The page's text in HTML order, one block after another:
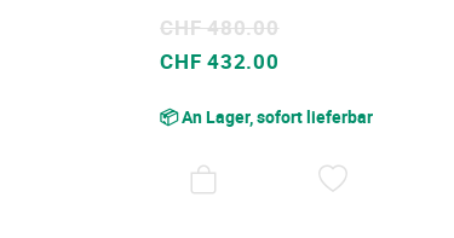
Sonderpreis
CHF 432.00
CHF 480.00
📦 An Lager, sofort lieferbar